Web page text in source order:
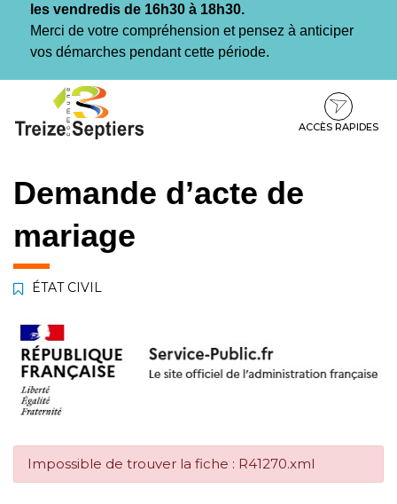
les vendredis de 16h30 à 18h30.
Merci de votre compréhension et pensez à anticiper
vos démarches pendant cette période.
contenu
pied
ACCÈS RAPIDES
Demande d’acte de
mariage
ÉTAT CIVIL
Impossible de trouver la fiche : R41270.xml